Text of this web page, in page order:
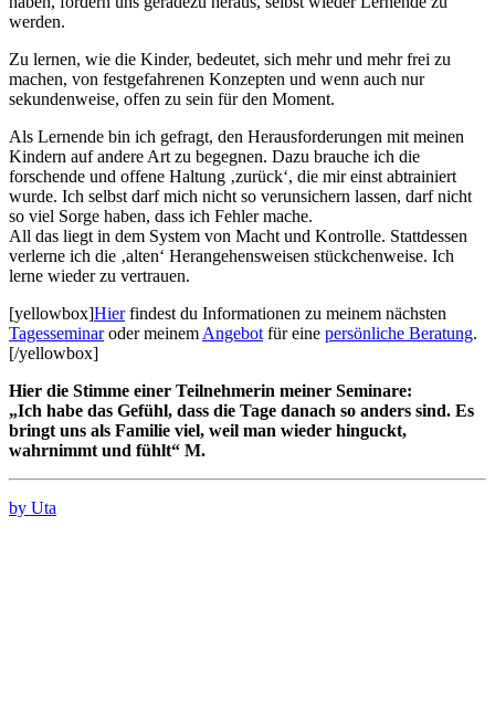
werden.
Zu lernen, wie die Kinder, bedeutet, sich mehr und mehr frei zu
machen, von festgefahrenen Konzepten und wenn auch nur
sekundenweise, offen zu sein für den Moment.
Als Lernende bin ich gefragt, den Herausforderungen mit meinen
Kindern auf andere Art zu begegnen. Dazu brauche ich die
forschende und offene Haltung ‚zurück‘, die mir einst abtrainiert
wurde. Ich selbst darf mich nicht so verunsichern lassen, darf nicht
so viel Sorge haben, dass ich Fehler mache.
All das liegt in dem System von Macht und Kontrolle. Stattdessen
verlerne ich die ‚alten‘ Herangehensweisen stückchenweise. Ich
lerne wieder zu vertrauen.
[yellowbox]Hierfindest du Informationen zu meinem nächsten
Tagesseminaroder meinem Angebot für eine persönliche Beratung.
[/yellowbox]
Hier die Stimme einer Teilnehmerin meiner Seminare:
„Ich habe das Gefühl, dass die Tage danach so anders sind. Es
bringt uns als Familie viel, weil man wieder hinguckt,
wahrnimmt und fühlt“ M.
by Uta